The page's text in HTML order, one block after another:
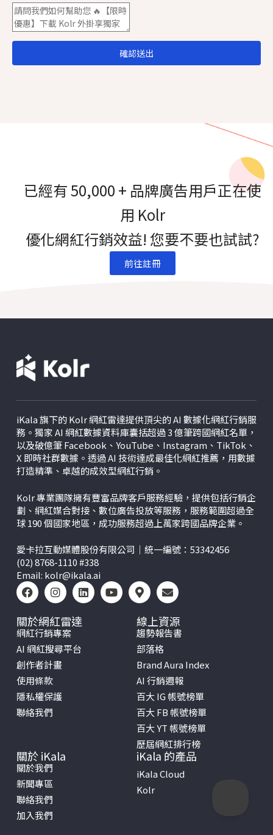
已經有 50,000 + 品牌廣告用戶正在使
用 Kolr
優化網紅行銷效益! 您要不要也試試?
前往註冊
iKala 旗下的 Kolr 網紅雷達提供頂尖的 AI 數據化網紅行銷服
務。獨家 AI 網紅數據資料庫囊括超過 3 億筆跨國網紅名單，
以及破億筆 Facebook、YouTube、Instagram、TikTok、
X 即時社群數據。透過 AI 技術達成最佳化網紅推薦，用數據
打造精準、卓越的成效型網紅行銷。
Kolr 專業團隊擁有豐富品牌客戶服務經驗，提供包括行銷企
劃、網紅媒合對接、數位廣告投放等服務，服務範圍超過全
球 190 個國家地區，成功服務超過上萬家跨國品牌企業。
愛卡拉互動媒體股份有限公司｜統一編號：53342456
(02) 8768-1110 #338
Email: kolr@ikala.ai
關於網紅雷達
網紅行銷專案
AI 網紅搜尋平台
創作者計畫
使用條款
隱私權保護
聯絡我們
線上資源
趨勢報告書
部落格
Brand Aura Index
AI 行銷週報
百大 IG 帳號榜單
百大 FB 帳號榜單
百大 YT 帳號榜單
歷屆網紅排行榜
關於 iKala
關於我們
新聞專區
聯絡我們
加入我們
iKala 的產品
iKala Cloud
Kolr